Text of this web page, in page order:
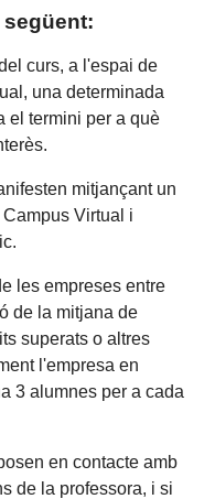
curs, a l'espai de
una determinada
el termini per a què
mitjançant un
Virtual i
les empreses entre
de la mitjana de
superats o altres
l'empresa en
3 alumnes per a cada
en contacte amb
de la professora, i si